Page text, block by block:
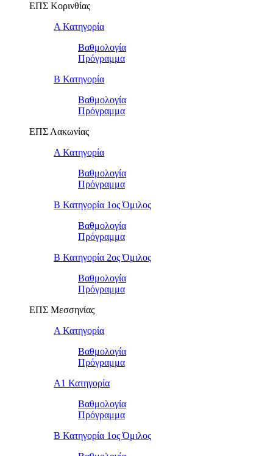
ΕΠΣ Κορινθίας
Α Κατηγορία
Βαθμολογία
Πρόγραμμα
Β Κατηγορία
Βαθμολογία
Πρόγραμμα
ΕΠΣ Λακωνίας
Α Κατηγορία
Βαθμολογία
Πρόγραμμα
Β Κατηγορία 1ος Όμιλος
Βαθμολογία
Πρόγραμμα
Β Κατηγορία 2ος Όμιλος
Βαθμολογία
Πρόγραμμα
ΕΠΣ Μεσσηνίας
Α Κατηγορία
Βαθμολογία
Πρόγραμμα
Α1 Κατηγορία
Βαθμολογία
Πρόγραμμα
Β Κατηγορία 1ος Όμιλος